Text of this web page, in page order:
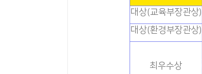
대상(교육부장관상)
대상(환경부장관상)
최우수상